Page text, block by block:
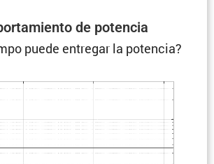
de potencia
puede entregar la potencia?